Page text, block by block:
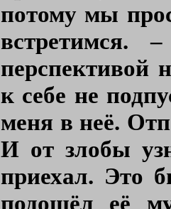
потому мы
перспективой
к себе не
меня в неё.
И от злобы
приехал. Это
подошёл её